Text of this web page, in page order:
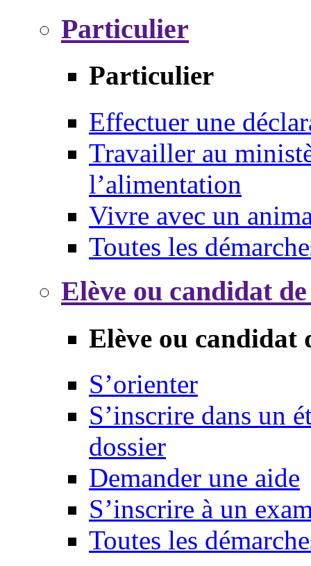
Particulier
Particulier
Effectuer une
Travailler au
l’alimentation
Vivre avec un
Toutes les
Elève ou candidat
Elève ou candidat
S’orienter
S’inscrire dans un
dossier
Demander une aide
S’inscrire à un
Toutes les